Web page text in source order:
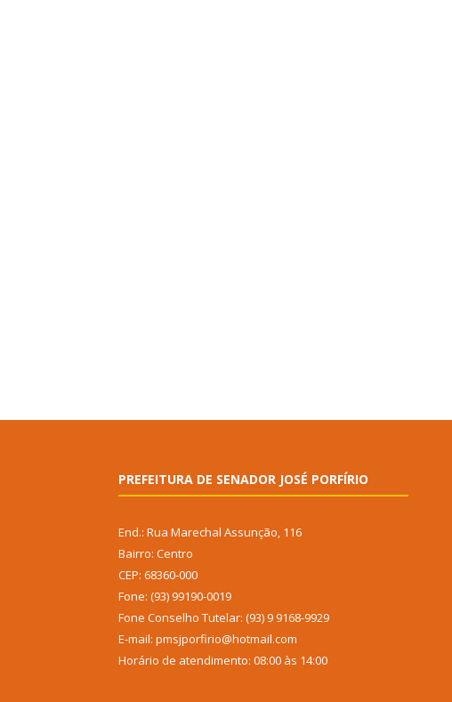
PREFEITURA DE SENADOR JOSÉ PORFÍRIO
End.: Rua Marechal Assunção, 116
Bairro: Centro
CEP: 68360-000
Fone: (93) 99190-0019
Fone Conselho Tutelar: (93) 9 9168-9929
E-mail: pmsjporfirio@hotmail.com
Horário de atendimento: 08:00 às 14:00